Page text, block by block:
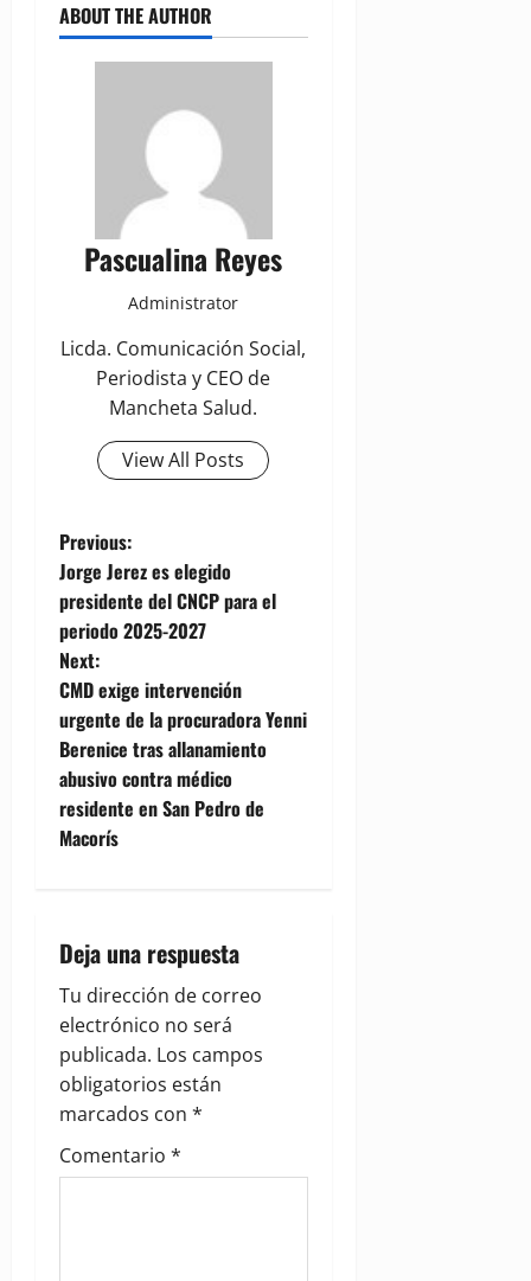
ABOUT THE AUTHOR
Pascualina Reyes
Administrator
Licda. Comunicación Social,
Periodista y CEO de
Mancheta Salud.
View All Posts
P
o
s
t
n
a
v
g
a
t
i
o
Previous:
Jorge Jerez es elegido
presidente del CNCP para el
periodo 2025-2027
Next:
CMD exige intervención
urgente de la procuradora Yenni
Berenice tras allanamiento
abusivo contra médico
residente en San Pedro de
Macorís
Deja una respuesta
Tu dirección de correo
electrónico no será
publicada. Los campos
obligatorios están
marcados con *
Comentario *